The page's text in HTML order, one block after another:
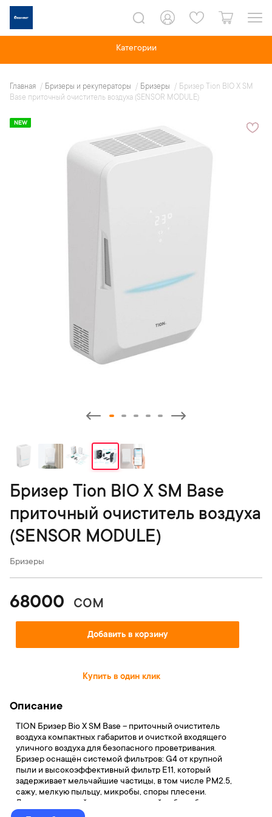
Главная Бризеры и рекуператоры Бризеры
Бризер Tion BIO X SM
Base приточный очиститель воздуха (SENSOR MODULE)
NEW
Бризер Tion BIO X SM Base
приточный очиститель воздуха
(SENSOR MODULE)
Бризеры
68000 сом
Добавить в корзину
Купить в один клик
Описание
TION Бризер Bio X SM Base – приточный очиститель
воздуха компактных габаритов и очисткой входящего
уличного воздуха для безопасного проветривания.
Бризер оснащён системой фильтров: G4 от крупной
пыли и высокоэффективный фильтр E11, который
задерживает мельчайшие частицы, в том числе PM2.5,
сажу, мелкую пыльцу, микробы, споры плесени.
Доступна настройка автоматической работы бризера по
показаниям встроенных датчиков в мобильном
Категории